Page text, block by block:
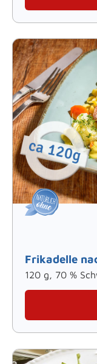
Frikadelle
120 g, 70 %